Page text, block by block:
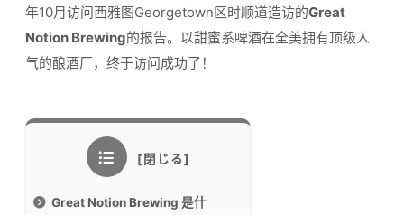
年10月访问西雅图Georgetown区时顺道造访的Great
Notion Brewing的报告。以甜蜜系啤酒在全美拥有顶级人
气的酿酒厂，终于访问成功了！
Great Notion Brewing 是什